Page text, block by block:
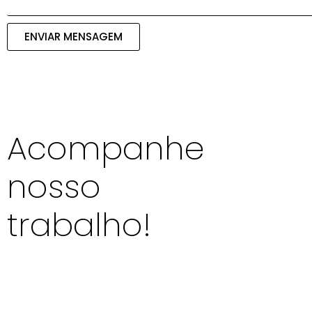
ENVIAR MENSAGEM
Acompanhe
nosso
trabalho!